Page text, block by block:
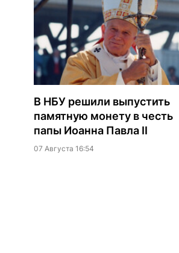
В НБУ решили выпустить
памятную монету в честь
папы Иоанна Павла II
07 Августа 16:54